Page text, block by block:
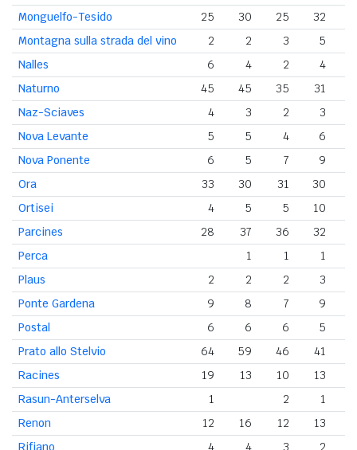
Monguelfo-Tesido 25 30 25 32
Montagna sulla strada del vino
2 2 3 5
Nalles
6 4 2 4
Naturno
45 45 35 31
Naz-Sciaves
4 3 2
3
Nova Levante
5 5 4 6
Nova Ponente
6 5 7 9
Ora
33 30 31 30
Ortisei
4 5 5 10
Parcines
28 37 36 32
Perca
1 1
1
Plaus
2 2 2 3
Ponte Gardena
9 8 7 9
Postal
6 6 6
5
Prato allo Stelvio
64 59 46 41
Racines
19 13 10 13
Rasun-Anterselva
1 2
1
Renon
12 16 12 13
Rifiano
4 4 3
2